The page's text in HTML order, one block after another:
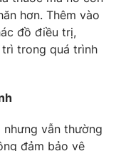
số 483/GP-BTTTT
hơn. Thêm vào
đồ điều trị,
trong quá trình
vẫn thường
đảm bảo vệ